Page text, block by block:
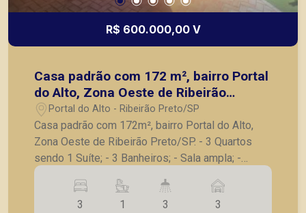
R$ 600.000,00 V
Casa padrão com 172 m², bairro Portal
do Alto, Zona Oeste de Ribeirão
Preto/SP.
Portal do Alto - Ribeirão Preto/SP
Casa padrão com 172m², bairro Portal do Alto,
Zona Oeste de Ribeirão Preto/SP. - 3 Quartos
sendo 1 Suíte; - 3 Banheiros; - Sala ampla; -
Cozinha; - Garagem para 3 carros; - Quintal com
pergolado, grama sintética ; - Piscina Aquecida; -
Área de churrasco ; - Ar condicionado ; -Ventilador
3 1 3 3